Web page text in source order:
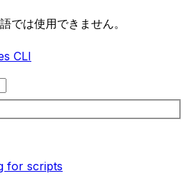
では使用できません。
CLI
for scripts